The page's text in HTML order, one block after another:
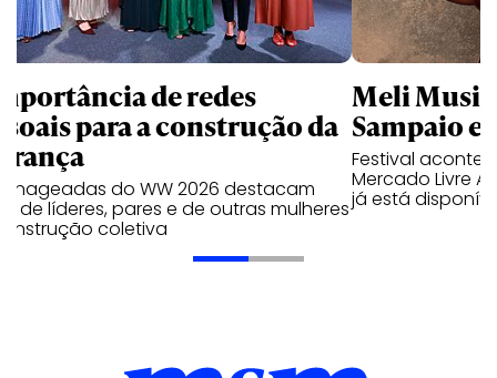
de redes
para a construção da
do WW 2026 destacam
de líderes, pares e de outras mulheres
coletiva
Meli
Sampaio e
Festival
Mercado Livre
já está